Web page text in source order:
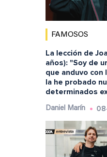
FAMOSOS
La lección de
años): "Soy de
que anduvo con
la he probado
determinados
Daniel Marín